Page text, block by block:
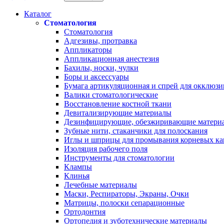
Каталог
Стоматология
Стоматология
Адгезивы, протравка
Аппликаторы
Аппликационная анестезия
Бахилы, носки, чулки
Боры и аксессуары
Бумага артикуляционная и спрей для
Валики стоматологические
Восстановление костной ткани
Девитализирующие материалы
Дезинфицирующие, обезжиривающие
Зубные нити, стаканчики для полоскания
Иглы и шприцы для промывания корневых
Изоляция рабочего поля
Инструменты для стоматологии
Клампы
Клинья
Лечебные материалы
Маски, Респираторы, Экраны, Очки
Матрицы, полоски сепарационные
Ортодонтия
Ортопедия и зуботехнические материалы